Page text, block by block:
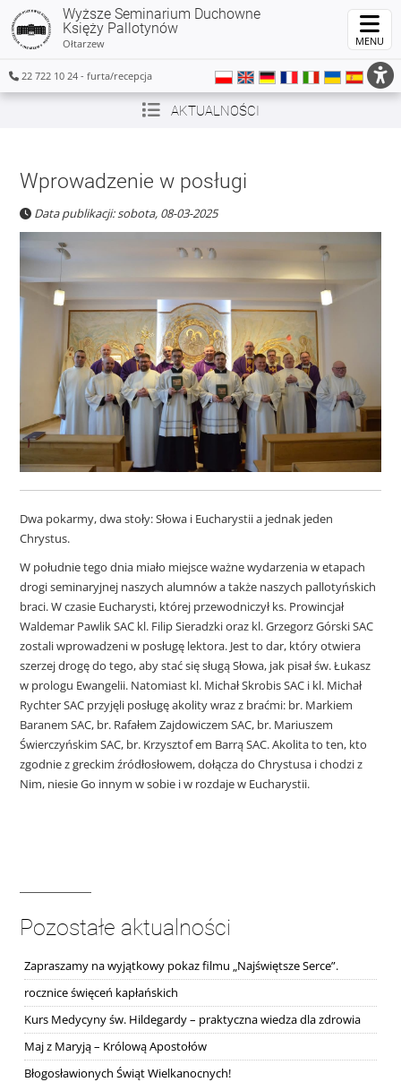
22 722 10 24 - furta/recepcja
Wyższe Seminarium Duchowne
Księży Pallotynów
Ołtarzew MENU
AKTUALNOŚCI
Wprowadzenie w posługi
Data publikacji: sobota, 08-03-2025
Dwa pokarmy, dwa stoły: Słowa i Eucharystii a jednak jeden
Chrystus.
W południe tego dnia miało miejsce ważne wydarzenia w etapach
drogi seminaryjnej naszych alumnów a także naszych pallotyńskich
braci. W czasie Eucharysti, której przewodniczył ks. Prowincjał
Waldemar Pawlik SAC kl. Filip Sieradzki oraz kl. Grzegorz Górski SAC
zostali wprowadzeni w posługę lektora. Jest to dar, który otwiera
szerzej drogę do tego, aby stać się sługą Słowa, jak pisał św. Łukasz
w prologu Ewangelii. Natomiast kl. Michał Skrobis SAC i kl. Michał
Rychter SAC przyjęli posługę akolity wraz z braćmi: br. Markiem
Baranem SAC, br. Rafałem Zajdowiczem SAC, br. Mariuszem
Świerczyńskim SAC, br. Krzysztof em Barrą SAC. Akolita to ten, kto
zgodnie z greckim źródłosłowem, dołącza do Chrystusa i chodzi z
Nim, niesie Go innym w sobie i w rozdaje w Eucharystii.
Pozostałe aktualności
Zapraszamy na wyjątkowy pokaz filmu „Najświętsze Serce”.
rocznice święceń kapłańskich
Kurs Medycyny św. Hildegardy – praktyczna wiedza dla zdrowia
Maj z Maryją – Królową Apostołów
Błogosławionych Świąt Wielkanocnych!